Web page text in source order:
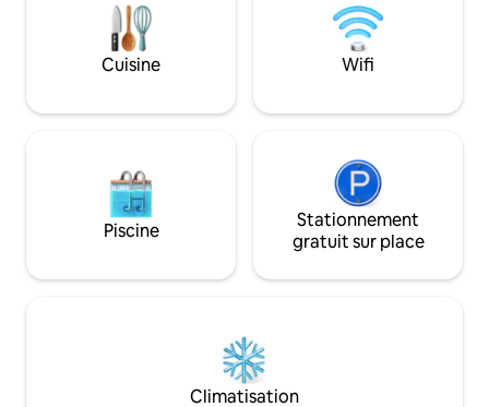
Links, vous aurez l'impression d'être
dans votre propre petite oasis. Idéale
pour les amateurs de soleil, les golfeurs,
les amateurs de sport ou ceux qui
très privé.
du célèbre
Dog. Profitez de la propriété, du
barbecue et du
Profitez de la
restaurants.
Cuisine Wifi
Piscine
Stationnement
gratuit sur place
Climatisation